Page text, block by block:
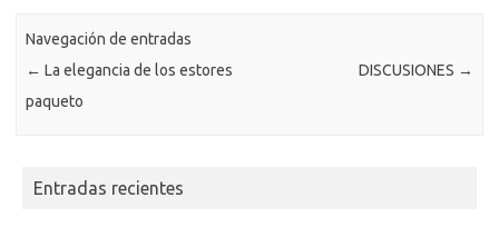
Navegación de entradas
← La elegancia de los estores
paqueto
DISCUSIONES →
Entradas recientes